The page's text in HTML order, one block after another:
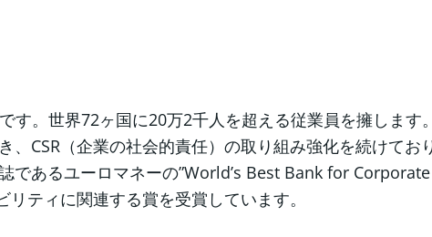
す。世界72ヶ国に20万2千人を超える従業員を擁しま
CSR（企業の社会的責任）の取り組み強化を続けて
であるユーロマネーの”World’s Best Bank for
ティに関連する賞を受賞しています。